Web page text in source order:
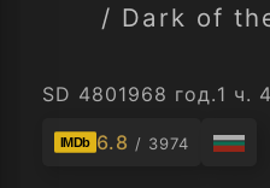
/ Dark of
SD 4801968 год.1 ч.
IMDb 6.8 / 3974